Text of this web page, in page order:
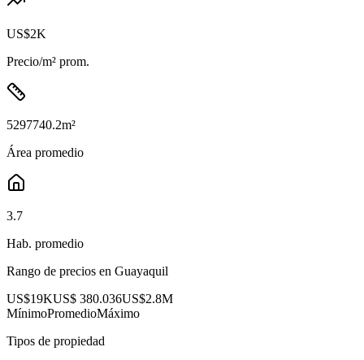
US$2K
Precio/m² prom.
5297740.2m²
Área promedio
3.7
Hab. promedio
Rango de precios en Guayaquil
US$19KUS$ 380.036US$2.8M
MínimoPromedioMáximo
Tipos de propiedad